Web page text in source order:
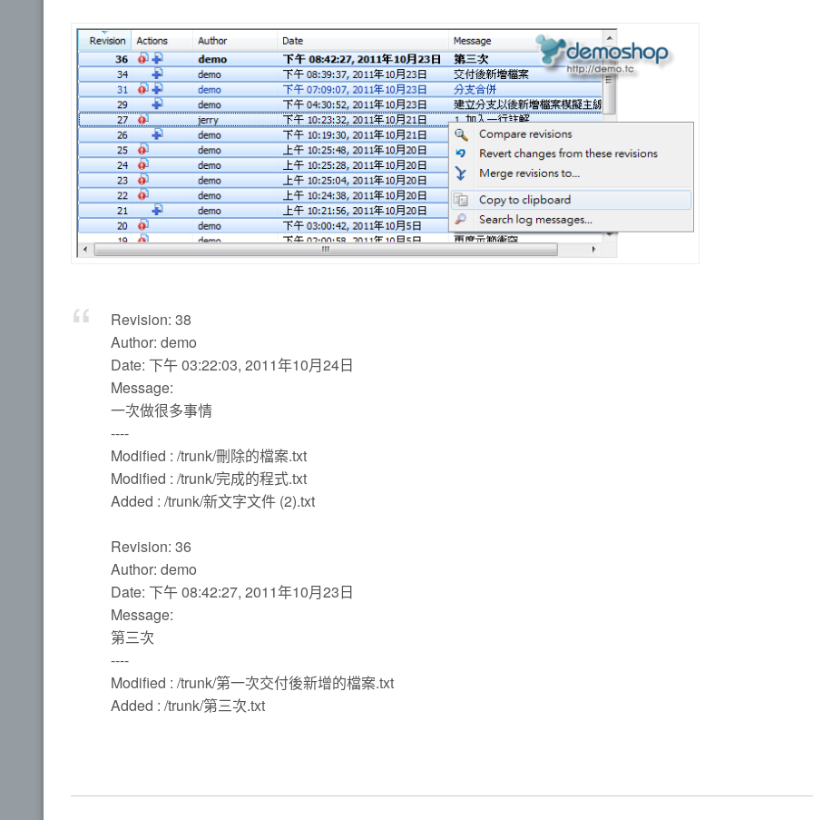
Revision: 38
Author: demo
Date: 下午 03:22:03, 2011年10月24日
Message:
一次做很多事情
----
Modified : /trunk/刪除的檔案.txt
Modified : /trunk/完成的程式.txt
Added : /trunk/新文字文件 (2).txt
Revision: 36
Author: demo
Date: 下午 08:42:27, 2011年10月23日
Message:
第三次
----
Modified : /trunk/第一次交付後新增的檔案.txt
Added : /trunk/第三次.txt